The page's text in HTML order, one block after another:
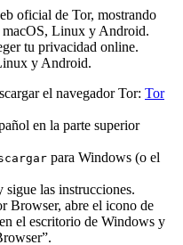
tu privacidad online.
y Android.
el navegador Tor: Tor
en la parte superior
para Windows (o el
sigue las instrucciones.
Browser, abre el icono de
el escritorio de Windows y